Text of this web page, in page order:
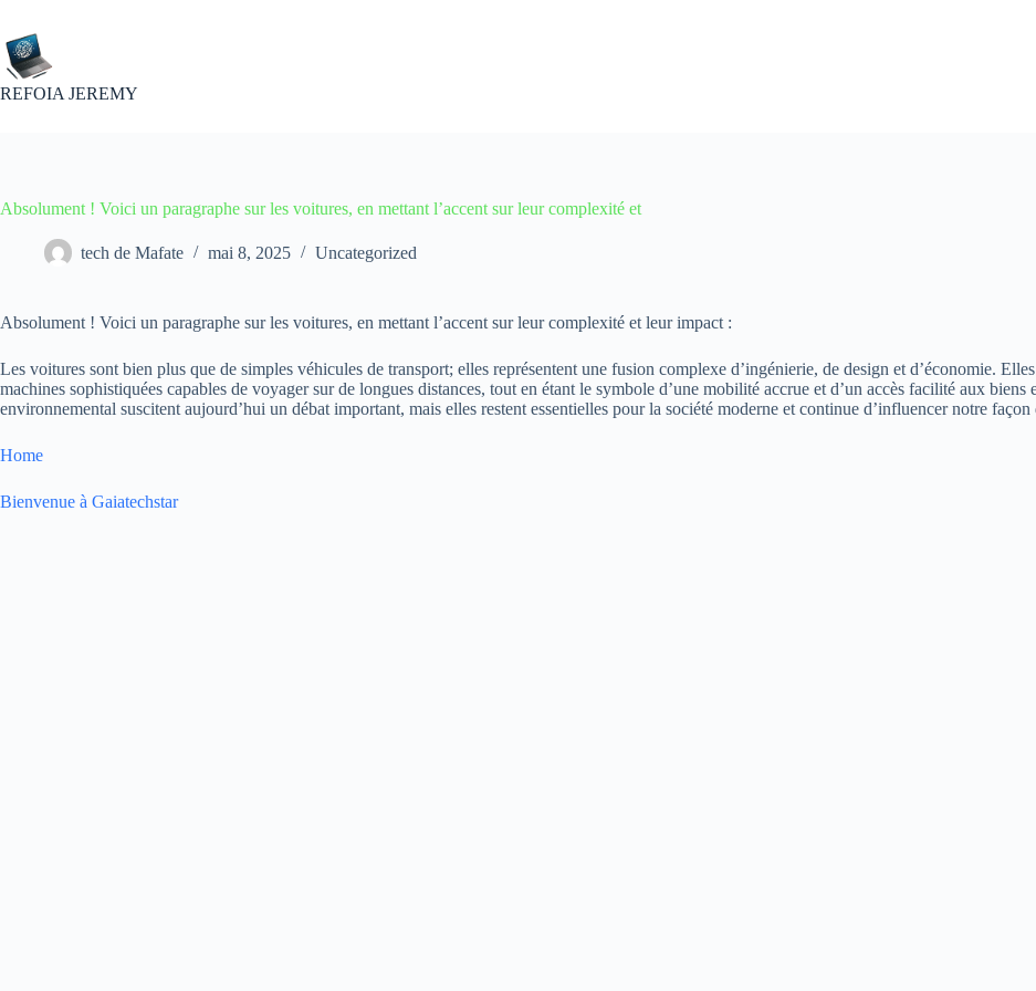
contenu
REFOIA JEREMY
Absolument ! Voici un paragraphe sur les voitures, en mettant l’accent sur leur complexité et
tech de Mafate mai 8, 2025 Uncategorized
Absolument ! Voici un paragraphe sur les voitures, en mettant l’accent sur leur complexité et leur impact :
Les voitures sont bien plus que de simples véhicules de transport; elles représentent une fusion complexe d’ingénierie, de design et d’économie.
machines sophistiquées capables de voyager sur de longues distances, tout en étant le symbole d’une mobilité accrue et d’un accès facilité aux
environnemental suscitent aujourd’hui un débat important, mais elles restent essentielles pour la société moderne et continue d’influencer notre
Home
Bienvenue à Gaiatechstar